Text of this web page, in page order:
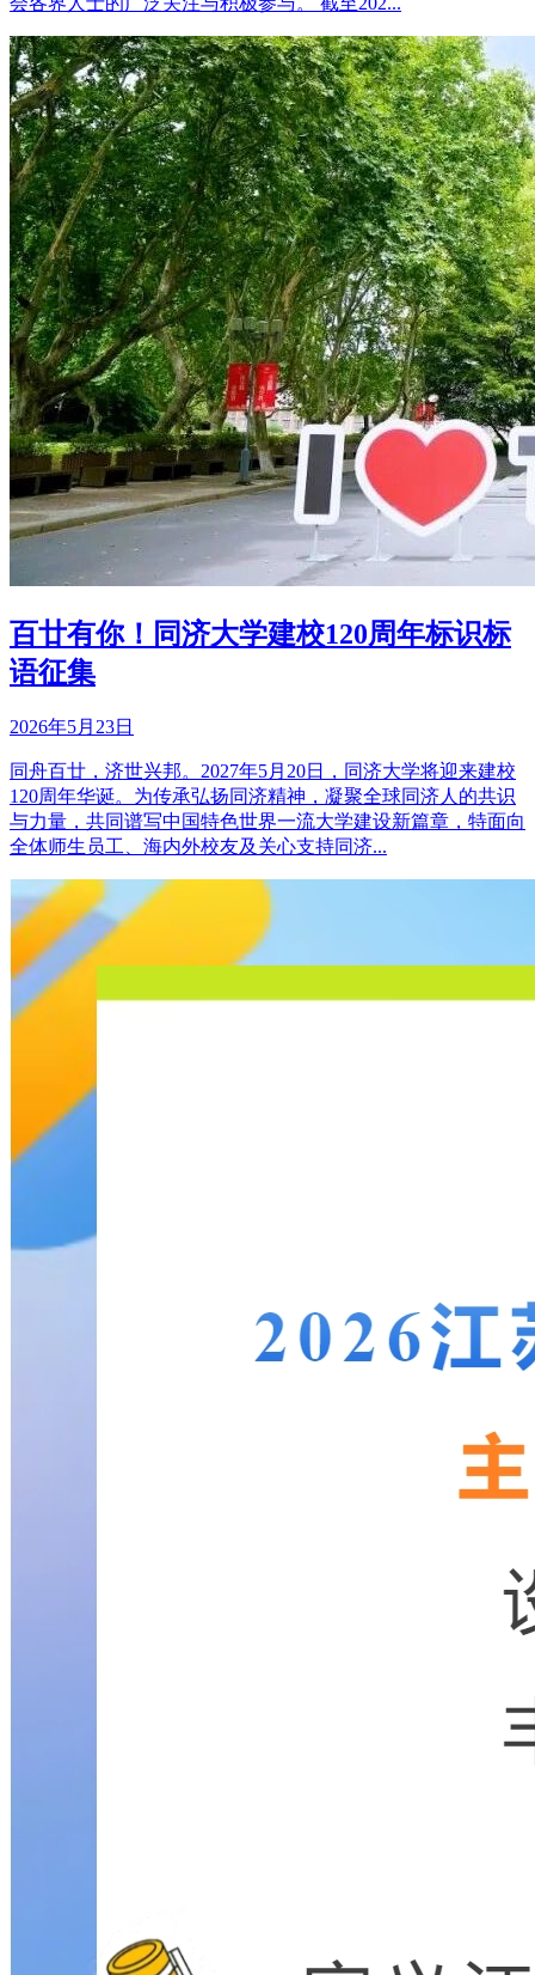
百廿有你！同济大学建校120周年标识标
语征集
2026年5月23日
同舟百廿，济世兴邦。2027年5月20日，同济大学将迎来建校
120周年华诞。为传承弘扬同济精神，凝聚全球同济人的共识
与力量，共同谱写中国特色世界一流大学建设新篇章，特面向
全体师生员工、海内外校友及关心支持同济...